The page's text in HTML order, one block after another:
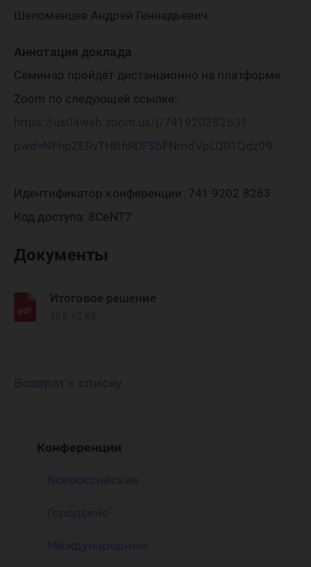
Шеломенцев Андрей Геннадьевич
Аннотация доклада
Семинар пройдёт дистанционно на платформе
Zoom по следующей ссылке:
https://us04web.zoom.us/j/74192028263?
pwd=NFhpZERvTHBhRDFSbFNmdVpLQ01Qdz09
Идентификатор конференции: 741 9202 8263
Код доступа: 8CeNT7
Документы
Итоговое решение
Возврат к списку
Конференции